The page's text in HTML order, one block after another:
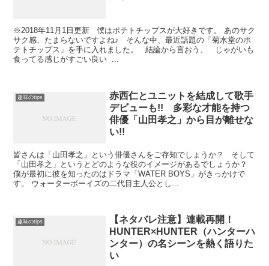
※2018年11月1日更新 僕はポテトチップスが大好きです。 あのサク
サク感、たまらないですよね♪ そんな中、最近話題の「菊水堂のポ
テトチップス」を手に入れました。 結論から言おう、 じゃがいも
食ってる感じがすごい良い ...
趣味のtips
赤西仁とユニットを結成して歌手
デビューも!! 多彩な才能を持つ
俳優「山田孝之」から目が離せな
い!!
皆さんは「山田孝之」という俳優さんをご存知でしょうか？ そして
「山田孝之」というとどのような役のイメージがあるでしょうか？
僕が最初に彼を知ったのはドラマ「WATER BOYS」がきっかけで
す。 ウォーターボーイズの二代目主人公とし...
趣味のtips
【ネタバレ注意】連載再開！
HUNTER×HUNTER（ハンターハ
ンター）の名シーンを熱く語りた
い